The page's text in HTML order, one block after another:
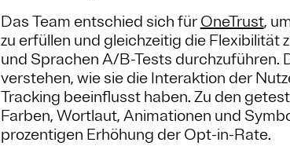
Das Team entschied sich für OneTrust,
zu erfüllen und gleichzeitig die
und Sprachen A/B-Tests durchzuführen.
verstehen, wie sie die Interaktion der
Tracking beeinflusst haben. Zu den
Farben, Wortlaut, Animationen und
prozentigen Erhöhung der Opt-in-Rate.